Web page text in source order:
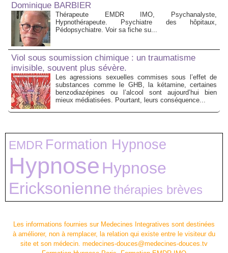
Dominique BARBIER
Thérapeute EMDR IMO, Psychanalyste,
Hypnothérapeute. Psychiatre des hôpitaux,
Pédopsychiatre. Voir sa fiche su...
Viol sous soumission chimique : un traumatisme
invisible, souvent plus sévère.
Les agressions sexuelles commises sous l’effet de
substances comme le GHB, la kétamine, certaines
benzodiazépines ou l’alcool sont aujourd’hui bien
mieux médiatisées. Pourtant, leurs conséquence...
EMDR Formation Hypnose
Hypnose Hypnose
Ericksoniennethérapies brèves
Les informations fournies sur Medecines Integratives sont destinées
à améliorer, non à remplacer, la relation qui existe entre le visiteur du
site et son médecin. medecines-douces@medecines-douces.tv